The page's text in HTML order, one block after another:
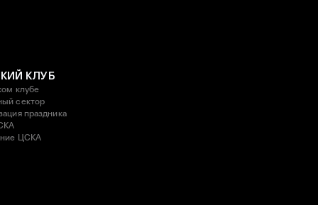
КЛУБ
клубе
сектор
праздника
ЦСКА